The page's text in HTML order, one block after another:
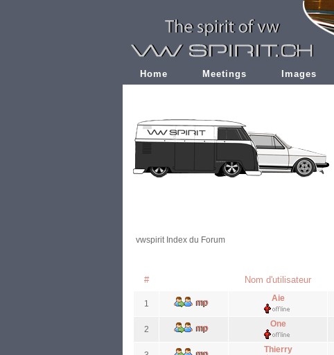
Home Meetings Images
vwspirit Index du Forum
# Nom d'utilisateur
1
Aie
2
One
Thierry